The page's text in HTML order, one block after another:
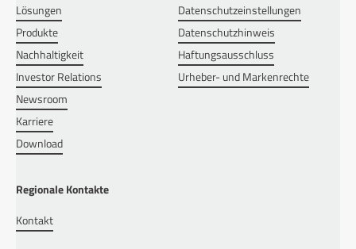
Lösungen
Produkte
Nachhaltigkeit
Investor Relations
Newsroom
Karriere
Download
Datenschutzeinstellungen
Datenschutzhinweis
Haftungsausschluss
Urheber- und Markenrechte
Regionale Kontakte
Kontakt